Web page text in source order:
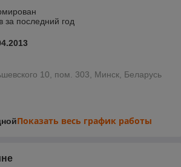
за последний год
10, пом. 303, Минск, Беларусь
Показать весь график работы